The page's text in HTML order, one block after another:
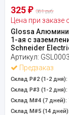
325 ₽ 361 руб.
Цена при заказе
Glossa
1-ая с
Schneider
Артикул:
Предзаказ
Склад Р#2 (1-2 дня):
Склад Р#3 (1-2 дня):
Склад М#4 (7 дней):
Склад М#5 (14 дней):